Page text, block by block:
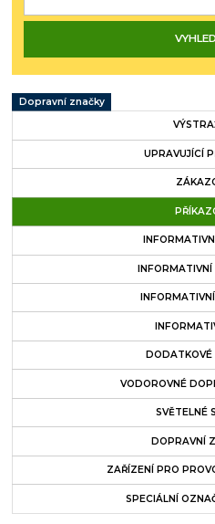
Dopravní značky
UPRAVUJÍCÍ
INFORMATIVNÍ
DODATKOVÉ
VODOROVNÉ
SVĚTELNÉ
DOPRAVNÍ
ZAŘÍZENÍ PRO
SPECIÁLNÍ